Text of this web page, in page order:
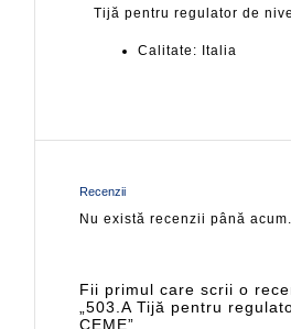
Tijă pentru regulator de
Calitate: Italia
Recenzii
Nu există recenzii până acum.
Fii primul care scrii o
„503.A Tijă pentru
CEME”